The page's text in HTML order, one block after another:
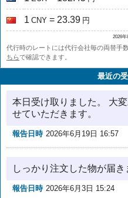
1 CNY = 23.39 円
2026
代行時のレートには代行会社毎の両替手
ちらで確認できます。
最近の
本日受け取りました。 大
せていただきます。
報告日時 2026年6月19日 16:57
しっかり注文した物が届
報告日時 2026年6月3日 15:24